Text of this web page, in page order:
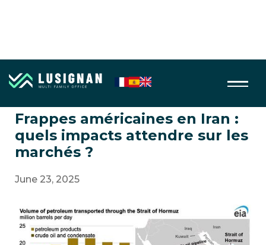
Geopolitique
Frappes américaines en Iran :
quels impacts attendre sur les
marchés ?
June 23, 2025